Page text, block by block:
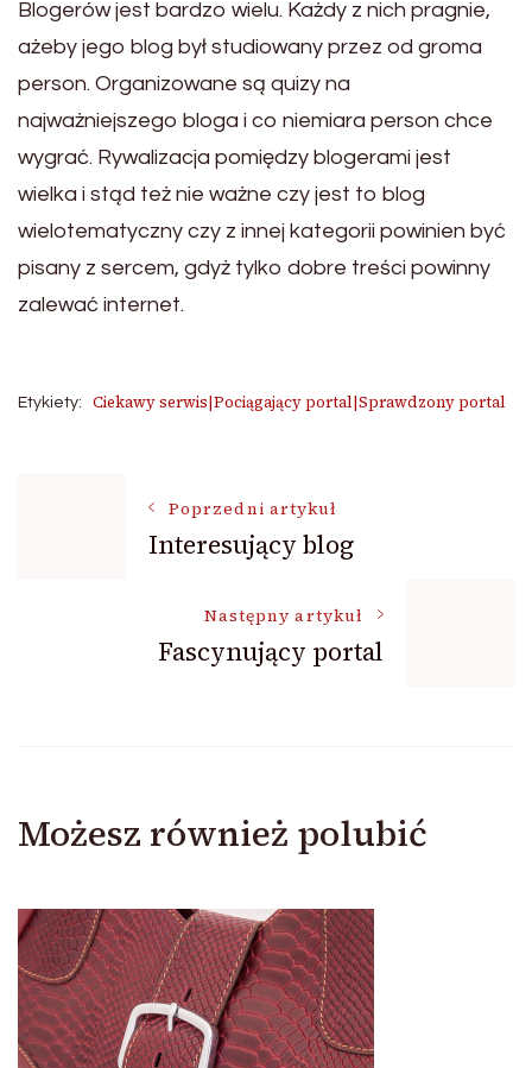
Blogerów jest bardzo wielu. Każdy z nich pragnie,
ażeby jego blog był studiowany przez od groma
person. Organizowane są quizy na
najważniejszego bloga i co niemiara person chce
wygrać. Rywalizacja pomiędzy blogerami jest
wielka i stąd też nie ważne czy jest to blog
wielotematyczny czy z innej kategorii powinien być
pisany z sercem, gdyż tylko dobre treści powinny
zalewać internet.
Etykiety: Ciekawy serwis|Pociągający portal|Sprawdzony portal
NawigacjaPoprzedni artykuł
Interesujący blog
Następny artykuł
Fascynujący portal
Możesz również polubić